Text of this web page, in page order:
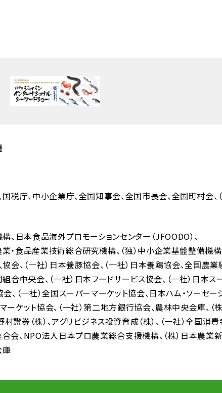
国税庁 中小企業庁 全国知事会 全国市長会 全国町村会
構 日本食品海外プロモーションセンター（JFOODO）
・食品産業技術総合研究機構 （独）中小企業基盤整備機構
協会 （一社）日本養豚協会 （一社）日本養鶏協会 全国農業
組合中央会 （一社）日本フードサービス協会 （一社）日本
会 （一社）全国スーパーマーケット協会 日本ハム・ソーセ
ーケット協会 （一社）第二地方銀行協会 農林中央金庫 （
村證券（株） アグリビジネス投資育成（株）
（一社）全国消
会 NPO法人日本プロ農業総合支援機構 （株）日本農業
庫